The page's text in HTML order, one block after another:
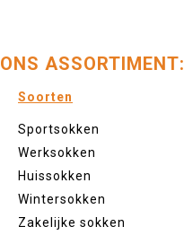
ONS ASSORTIMENT:
Soorten
Sportsokken
Werksokken
Huissokken
Wintersokken
Zakelijke sokken